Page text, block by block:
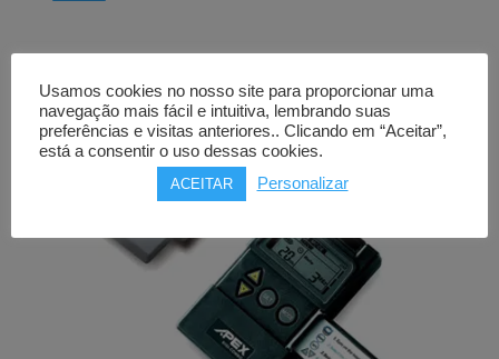
Usamos cookies no nosso site para proporcionar uma
navegação mais fácil e intuitiva, lembrando suas
preferências e visitas anteriores.. Clicando em “Aceitar”,
está a consentir o uso dessas cookies.
ACEITAR Personalizar